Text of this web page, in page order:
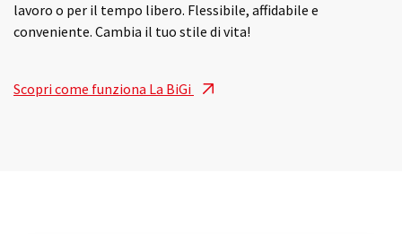
lavoro o per il tempo libero. Flessibile, affidabile e
conveniente. Cambia il tuo stile di vita!
Scopri come funziona La BiGi